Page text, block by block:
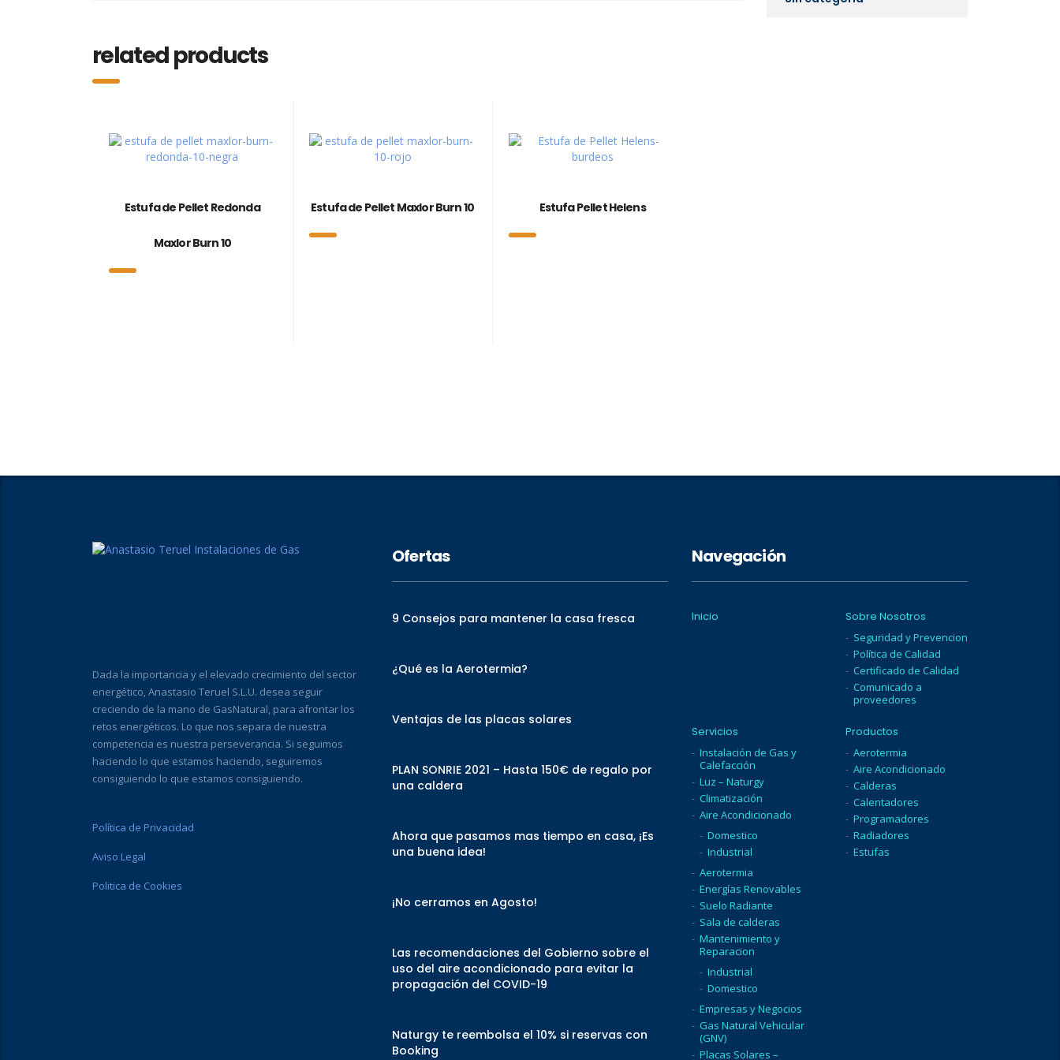
related products
Estufa de Pellet Redonda
Maxlor Burn 10
Estufa de Pellet Maxlor Burn 10 Estufa Pellet Helens
Dada la importancia y el elevado crecimiento del sector
energético, Anastasio Teruel S.L.U. desea seguir
creciendo de la mano de GasNatural, para afrontar los
retos energéticos. Lo que nos separa de nuestra
competencia es nuestra perseverancia. Si seguimos
haciendo lo que estamos haciendo, seguiremos
consiguiendo lo que estamos consiguiendo.
Política de Privacidad
Aviso Legal
Politica de Cookies
Ofertas
9 Consejos para mantener la casa fresca
¿Qué es la Aerotermia?
Ventajas de las placas solares
PLAN SONRIE 2021 – Hasta 150€ de regalo por
una caldera
Ahora que pasamos mas tiempo en casa, ¡Es
una buena idea!
¡No cerramos en Agosto!
Las recomendaciones del Gobierno sobre el
uso del aire acondicionado para evitar la
propagación del COVID-19
Naturgy te reembolsa el 10% si reservas con
Booking
Navegación
Inicio Sobre Nosotros
Seguridad y Prevencion
Política de Calidad
Certificado de Calidad
Comunicado a
proveedores
Servicios
Instalación de Gas y
Calefacción
Luz – Naturgy
Climatización
Aire Acondicionado
Domestico
Industrial
Aerotermia
Energías Renovables
Suelo Radiante
Sala de calderas
Mantenimiento y
Reparacion
Industrial
Domestico
Empresas y Negocios
Gas Natural Vehicular
(GNV)
Placas Solares –
Productos
Aerotermia
Aire Acondicionado
Calderas
Calentadores
Programadores
Radiadores
Estufas